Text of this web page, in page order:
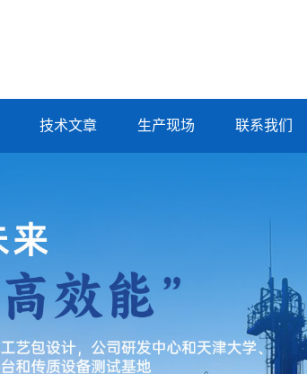
技术文章 生产现场 联系我们